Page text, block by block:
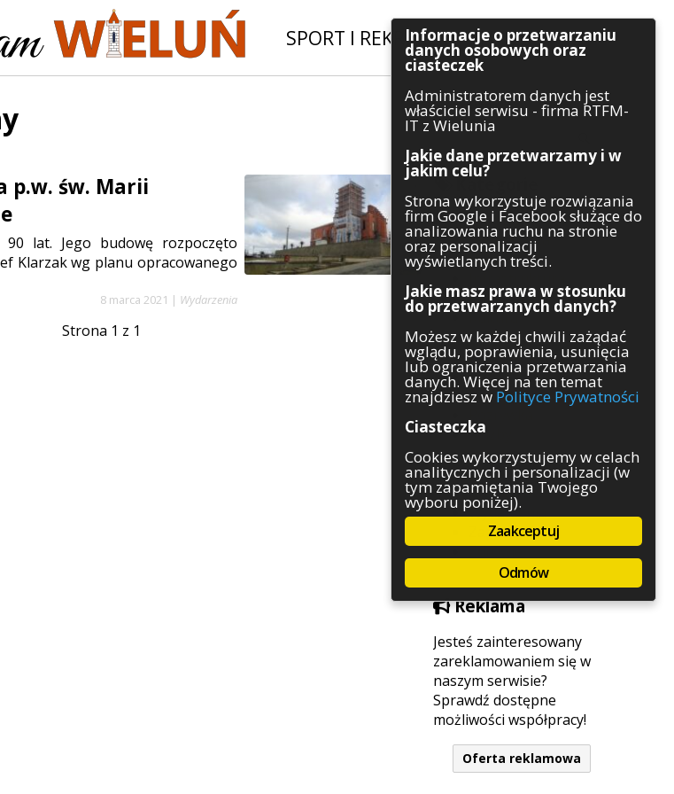
SPORT I REKREACJA|INWESTYCJE
Szukaj
Kategorie
Architektura
Gospodarka
Handel
Komunikaty
Kultura
Polityka
Pozostałe
Psychologia
Rolnictwo
Służby
Sport
Środowisko
Szkolnictwo
Wydarzenia
Zapowiedzi
Zdrowie
Reklama
Jesteś zainteresowany
zareklamowaniem się w
naszym serwisie?
Sprawdź dostępne
możliwości współpracy!
Oferta reklamowa
p.w. św. Marii
90 lat. Jego budowę rozpoczęto
Klarzak wg planu opracowanego
8 marca 2021 | Wydarzenia
Strona 1 z 1
Informacje o przetwarzaniu
danych osobowych oraz
ciasteczek
Administratorem danych jest
właściciel serwisu - firma RTFM-
IT z Wielunia
Jakie dane przetwarzamy i w
jakim celu?
Strona wykorzystuje rozwiązania
firm Google i Facebook służące do
analizowania ruchu na stronie
oraz personalizacji
wyświetlanych treści.
Jakie masz prawa w stosunku
do przetwarzanych danych?
Możesz w każdej chwili zażądać
wglądu, poprawienia, usunięcia
lub ograniczenia przetwarzania
danych. Więcej na ten temat
znajdziesz w Polityce Prywatności
Ciasteczka
Cookies wykorzystujemy w celach
analitycznych i personalizacji (w
tym zapamiętania Twojego
wyboru poniżej).
Zaakceptuj
Odmów